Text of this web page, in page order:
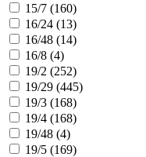
15/7 (160)
16/24 (13)
16/48 (14)
16/8 (4)
19/2 (252)
19/29 (445)
19/3 (168)
19/4 (168)
19/48 (4)
19/5 (169)